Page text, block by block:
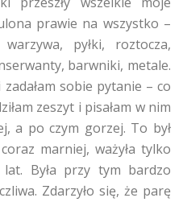
prawie na wszystko –
pyłki, roztocza,
barwniki, metale.
sobie pytanie – co
zeszyt i pisałam w nim
a po czym gorzej. To był
marniej, ważyła tylko
Była przy tym bardzo
Zdarzyło się, że parę